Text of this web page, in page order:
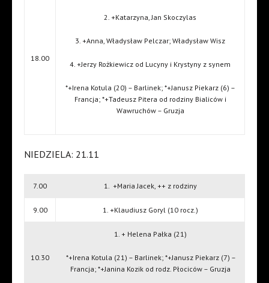
18.00
2. +Katarzyna, Jan Skoczylas
3. +Anna, Władysław Pelczar; Władysław Wisz
4. +Jerzy Rożkiewicz od Lucyny i Krystyny z synem
*+Irena Kotula (20) – Barlinek; *+Janusz Piekarz (6) –
Francja; *+Tadeusz Pitera od rodziny Bialiców i
Wawruchów – Gruzja
NIEDZIELA: 21.11
7.00 1. +Maria Jacek, ++ z rodziny
9.00 1. +Klaudiusz Goryl (10 rocz.)
10.30
1. + Helena Pałka (21)
*+Irena Kotula (21) – Barlinek; *+Janusz Piekarz (7) –
Francja; *+Janina Kozik od rodz. Płociców – Gruzja